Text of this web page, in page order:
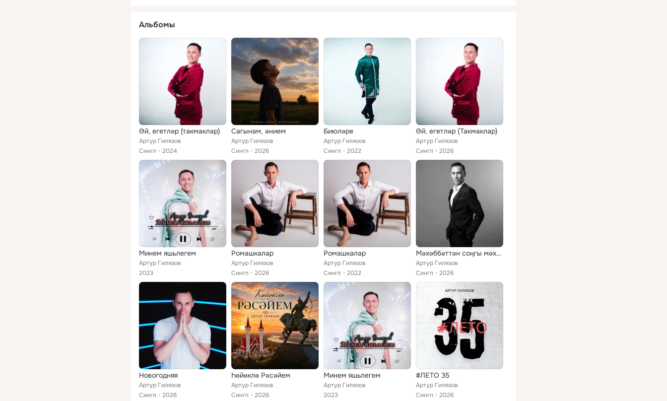
Альбомы
Әй, егетләр (такмаклар)
Артур Гилязов
Сингл
2024
Сагынам, әнием
Артур Гилязов
Сингл
2026
Биюләре
Артур Гилязов
Сингл
2022
Әй, егетләр (Такмаклар)
Артур Гилязов
Сингл
2026
Минем яшьлегем
Артур Гилязов
2023
Ромашкалар
Артур Гилязов
Сингл
2026
Ромашкалар
Артур Гилязов
Сингл
2022
Мәхәббәттән соңгы мәхәббәт
Артур Гилязов
Сингл
2026
Новогодняя
Артур Гилязов
Сингл
2026
Һөйөклө Рәсәйем
Артур Гилязов
Сингл
2026
Минем яшьлегем
Артур Гилязов
2023
#ЛЕТО 35
Артур Гилязов
Сингл
2026